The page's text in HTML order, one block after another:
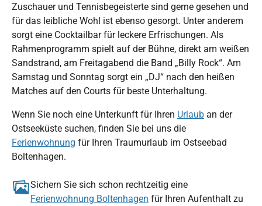
Zuschauer und Tennisbegeisterte sind gerne gesehen und
für das leibliche Wohl ist ebenso gesorgt. Unter anderem
sorgt eine Cocktailbar für leckere Erfrischungen. Als
Rahmenprogramm spielt auf der Bühne, direkt am weißen
Sandstrand, am Freitagabend die Band „Billy Rock“. Am
Samstag und Sonntag sorgt ein „DJ“ nach den heißen
Matches auf den Courts für beste Unterhaltung.
Wenn Sie noch eine Unterkunft für Ihren Urlaub an der
Ostseeküste suchen, finden Sie bei uns die
Ferienwohnung für Ihren Traumurlaub im Ostseebad
Boltenhagen.
Sichern Sie sich schon rechtzeitig eine
Ferienwohnung Boltenhagen für Ihren Aufenthalt zu